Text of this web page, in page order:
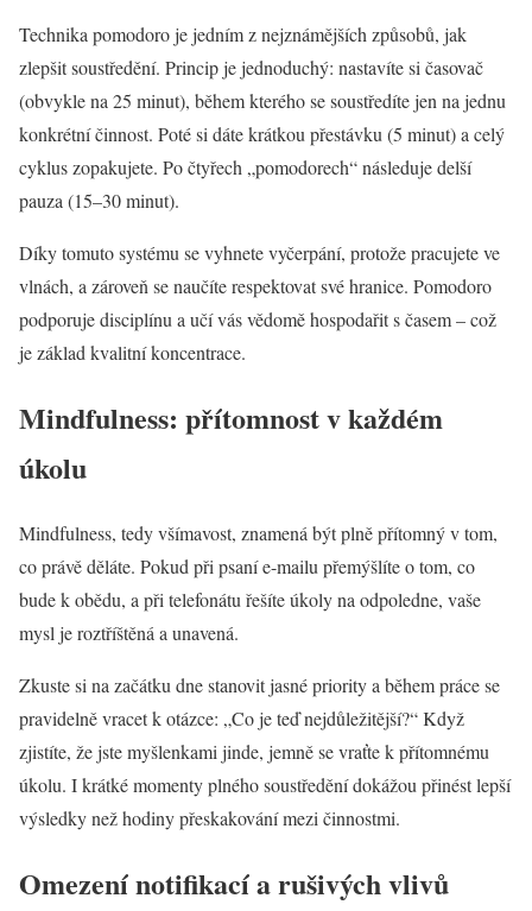
Technika pomodoro je jedním z nejznámějších způsobů, jak
zlepšit soustředění. Princip je jednoduchý: nastavíte si časovač
(obvykle na 25 minut), během kterého se soustředíte jen na jednu
konkrétní činnost. Poté si dáte krátkou přestávku (5 minut) a celý
cyklus zopakujete. Po čtyřech „pomodorech“ následuje delší
pauza (15–30 minut).
Díky tomuto systému se vyhnete vyčerpání, protože pracujete ve
vlnách, a zároveň se naučíte respektovat své hranice. Pomodoro
podporuje disciplínu a učí vás vědomě hospodařit s časem – což
je základ kvalitní koncentrace.
Mindfulness: přítomnost v každém
úkolu
Mindfulness, tedy všímavost, znamená být plně přítomný v tom,
co právě děláte. Pokud při psaní e-mailu přemýšlíte o tom, co
bude k obědu, a při telefonátu řešíte úkoly na odpoledne, vaše
mysl je roztříštěná a unavená.
Zkuste si na začátku dne stanovit jasné priority a během práce se
pravidelně vracet k otázce: „Co je teď nejdůležitější?“ Když
zjistíte, že jste myšlenkami jinde, jemně se vraťte k přítomnému
úkolu. I krátké momenty plného soustředění dokážou přinést lepší
výsledky než hodiny přeskakování mezi činnostmi.
Omezení notifikací a rušivých vlivů